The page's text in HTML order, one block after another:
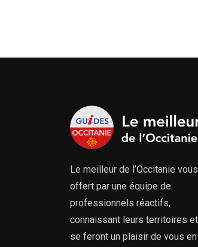
Le meilleur de l’Occitanie
offert par une équipe de
professionnels réactifs,
connaissant leurs territoires
se feront un plaisir de vous